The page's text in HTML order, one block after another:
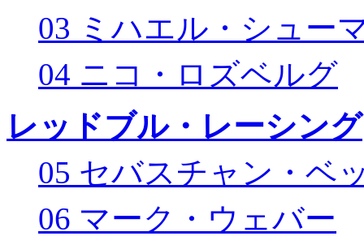
03 ミハエル・シュー
04 ニコ・ロズベルグ
レッドブル・レーシング
05 セバスチャン・ベ
06 マーク・ウェバー